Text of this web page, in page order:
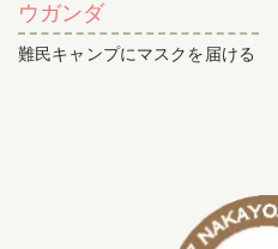
ウガンダ
難民キャンプにマスクを届ける